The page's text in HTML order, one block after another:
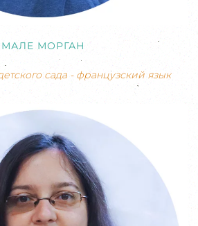
МАЛЕ МОРГАН
сада - французский язык